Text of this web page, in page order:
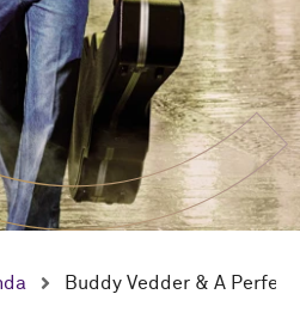
Buddy Vedder & A